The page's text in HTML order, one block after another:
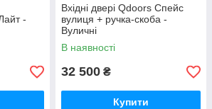
-
Вхідні двері Qdoors Спейс
вулиця + ручка-скоба -
Вуличні
В наявності
32 500 ₴
Купити